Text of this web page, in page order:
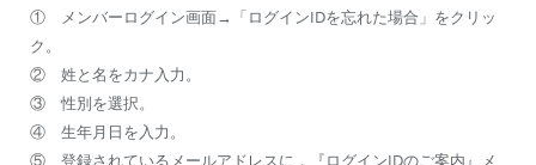
① メンバーログイン画面→「ログインIDを忘れた場合」をクリッ
ク。
② 姓と名をカナ入力。
③ 性別を選択。
④ 生年月日を入力。
⑤ 登録されているメールアドレスに，『ログインIDのご案内』メ